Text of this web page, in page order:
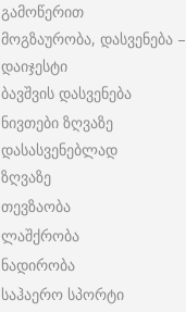
გამოწერით
მოგზაურობა, დასვენება –
დაიჯესტი
ბავშვის დასვენება
ნივთები ზღვაზე
დასასვენებლად
ზღვაზე
თევზაობა
ლაშქრობა
ნადირობა
საჰაერო სპორტი